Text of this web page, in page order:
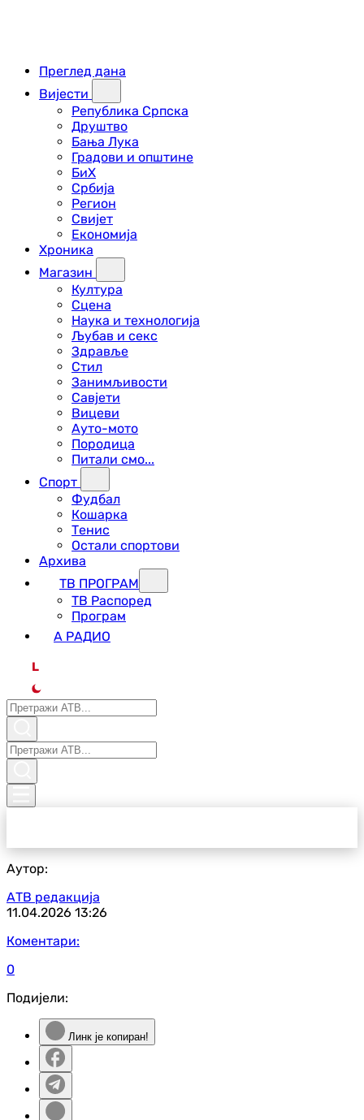
Преглед дана
Вијести
Република Српска
Друштво
Бања Лука
Градови и општине
БиХ
Србија
Регион
Свијет
Економија
Хроника
Магазин
Култура
Сцена
Наука и технологија
Љубав и секс
Здравље
Стил
Занимљивости
Савјети
Вицеви
Ауто-мото
Породица
Питали смо...
Спорт
Фудбал
Кошарка
Тенис
Остали спортови
Архива
ТВ ПРОГРАМ
ТВ Распоред
Програм
А РАДИО
L
Аутор:
АТВ редакција
11.04.2026 13:26
Коментари:
0
Подијели:
Линк је копиран!